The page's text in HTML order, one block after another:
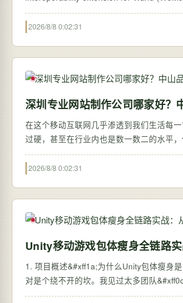
2026/8/8 0:02:31
深圳专业网站制作公司哪家好？
在这个移动互联网几乎渗透到我们生活每
过硬，甚至在行业内也是数一数二的水平
信…
2026/8/8 0:02:31
Unity移动游戏包体瘦身全链路
1. 项目概述&#xff1a;为什么Unity包体瘦身
对是个绕不开的坎。我见过太多团队